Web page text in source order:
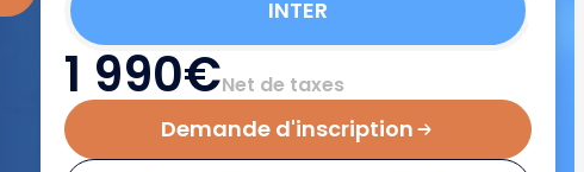
INTER
1 990€Net de taxes
Demande d'inscription